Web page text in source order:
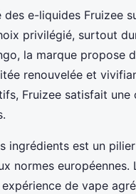
des e-liquides Fruizee
privilégié, surtout
la marque propose
renouvelée et
Fruizee satisfait
ingrédients est un
normes
de vape